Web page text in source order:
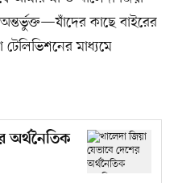
কাছে বাইরের
মাধ্যমে
অর্থনৈতিক